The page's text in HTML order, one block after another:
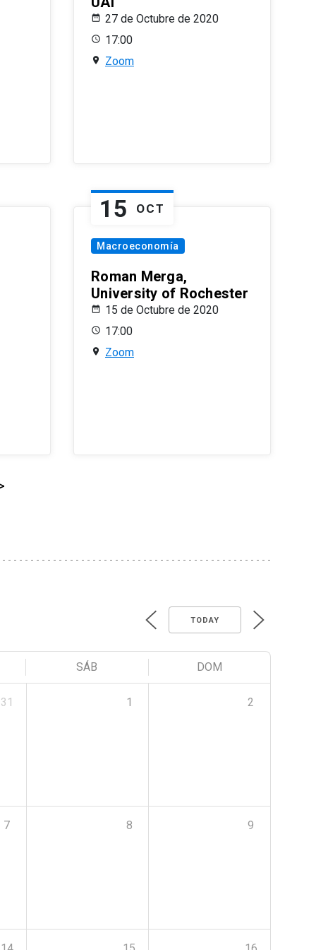
27 de Octubre de 2020
17:00
Zoom
15 OCT
Macroeconomía
Roman Merga,
University of Rochester
15 de Octubre de 2020
17:00
Zoom
TODAY
SÁB DOM
31 1 2
7 8 9